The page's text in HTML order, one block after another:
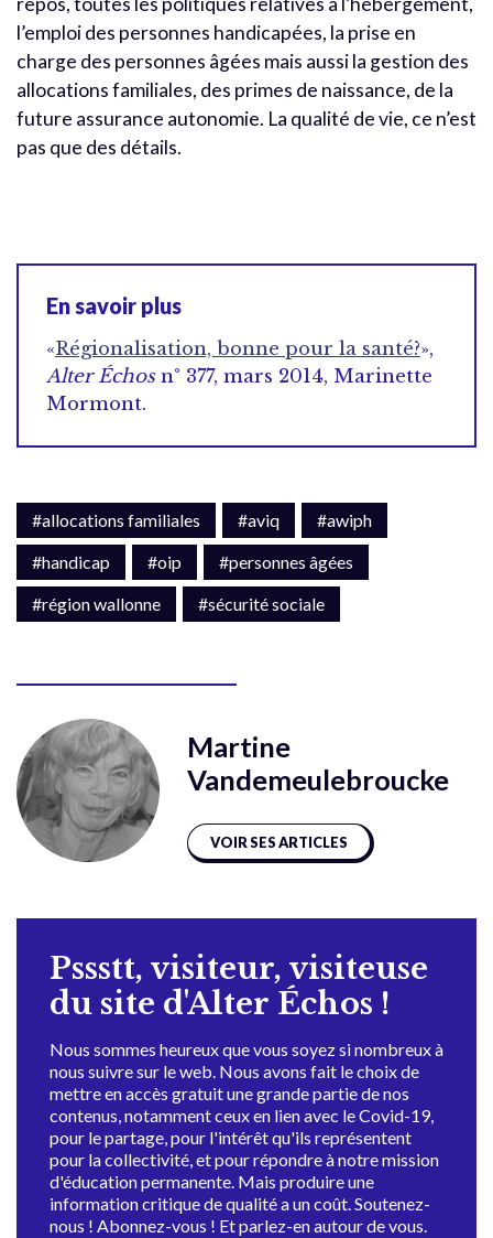
l’emploi des personnes handicapées, la prise en
charge des personnes âgées mais aussi la gestion des
allocations familiales, des primes de naissance, de la
future assurance autonomie. La qualité de vie, ce n’est
pas que des détails.
En savoir plus
«Régionalisation, bonne pour la santé?»,
Alter Échosn° 377, mars 2014, Marinette
Mormont.
#allocations familiales #aviq
#awiph
#handicap
#oip
#personnes âgées
#région wallonne
#sécurité sociale
Martine
Vandemeulebroucke
VOIR SES ARTICLES
Pssstt, visiteur, visiteuse
du site d'Alter Échos !
Nous sommes heureux que vous soyez si nombreux à
nous suivre sur le web. Nous avons fait le choix de
mettre en accès gratuit une grande partie de nos
contenus, notamment ceux en lien avec le Covid-19,
pour le partage, pour l'intérêt qu'ils représentent
pour la collectivité, et pour répondre à notre mission
d'éducation permanente. Mais produire une
information critique de qualité a un coût. Soutenez-
nous ! Abonnez-vous ! Et parlez-en autour de vous.